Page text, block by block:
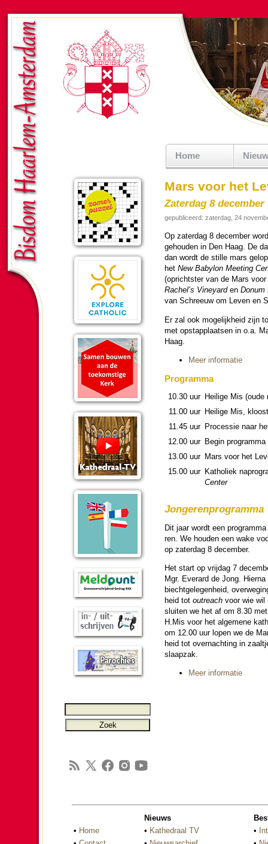
Home
Mars voor het
Zaterdag 8 december
gepubliceerd: zaterdag, 24
Op zater­dag 8 de­cem­ber
gehou­den in Den Haag. De
dan wordt de stille mars
het New Babylon Meeting
(oprichtster van de Mars
Rachel’s Vineyarden Donum
van Schreeuw om Leven en
Er zal ook moge­lijk­heid zijn
met opstap­plaatsen in o.a.
Haag.
Meer in­for­ma­tie
Pro­gram­ma
10.30 uur Heilige Mis
11.00 uur Heilige Mis,
11.45 uur Pro­ces­sie naar
12.00 uur Begin
13.00 uur Mars voor het
15.00 uur Katho­liek
Center
Jon­ge­ren­pro­gramma
Dit jaar wordt een
ren. We hou­den een wake
op zater­dag 8 de­cem­ber.
Het start op vrij­dag 7
Mgr. Everard de Jong.
biecht­gele­gen­heid,
heid tot outreach voor wie wil
sluiten we het af om 8.30
H.Mis voor het algemene
om 12.00 uur lopen we de
heid tot over­nach­ting in
slaap­zak.
Meer in­for­ma­tie
• Home
Nieuws
• Kathedraal TV
•